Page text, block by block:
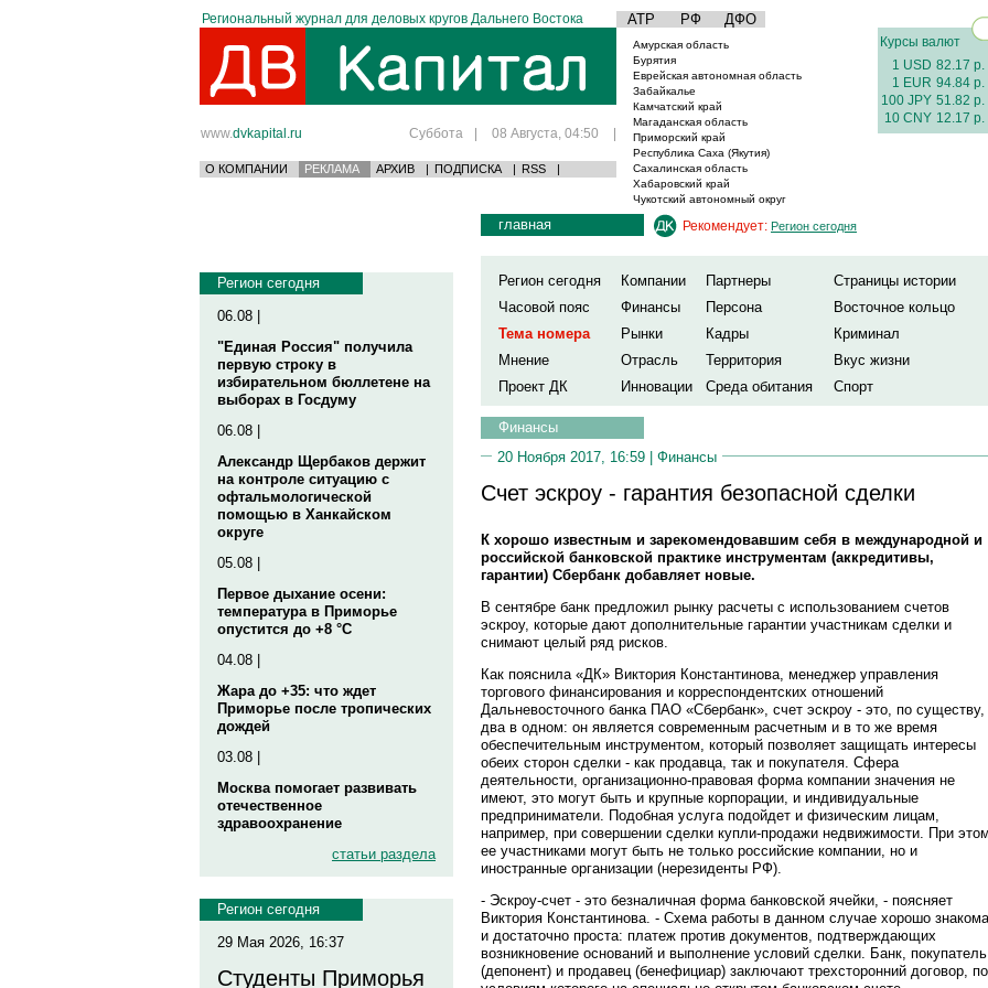
Региональный журнал для деловых кругов Дальнего Востока АТР РФ ДФО
www.dvkapital.ru Суббота | 08 Августа, 04:50 |
О КОМПАНИИ РЕКЛАМА АРХИВ | ПОДПИСКА | RSS |
Амурская область
Бурятия
Еврейская автономная область
Забайкалье
Камчатский край
Магаданская область
Приморский край
Республика Саха (Якутия)
Сахалинская область
Хабаровский край
Чукотский автономный округ
Курсы валют
1 USD 82.17 р.
1 EUR 94.84 р.
100 JPY 51.82 р.
10 CNY 12.17 р.
Регион сегодня
06.08 |
"Единая Россия" получила
первую строку в
избирательном бюллетене на
выборах в Госдуму
06.08 |
Александр Щербаков держит
на контроле ситуацию с
офтальмологической
помощью в Ханкайском
округе
05.08 |
Первое дыхание осени:
температура в Приморье
опустится до +8 °C
04.08 |
Жара до +35: что ждет
Приморье после тропических
дождей
03.08 |
Москва помогает развивать
отечественное
здравоохранение
статьи раздела
Регион сегодня
29 Мая 2026, 16:37
Студенты Приморья
главная Рекомендует: Регион сегодня
Регион сегодня Компании Партнеры
Страницы истории
Часовой пояс
Финансы Персона
Восточное кольцо
Тема номера
Рынки Кадры
Криминал
Мнение
Отрасль Территория
Вкус жизни
Проект ДК
Инновации Среда обитания Спорт
Финансы
20 Ноября 2017, 16:59 | Финансы
Счет эскроу - гарантия безопасной сделки
К хорошо известным и зарекомендовавшим себя в международной и
российской банковской практике инструментам (аккредитивы,
гарантии) Сбербанк добавляет новые.
В сентябре банк предложил рынку расчеты с использованием счетов
эскроу, которые дают дополнительные гарантии участникам сделки и
снимают целый ряд рисков.
Как пояснила «ДК» Виктория Константинова, менеджер управления
торгового финансирования и корреспондентских отношений
Дальневосточного банка ПАО «Сбербанк», счет эскроу - это, по существу,
два в одном: он является современным расчетным и в то же время
обеспечительным инструментом, который позволяет защищать интересы
обеих сторон сделки - как продавца, так и покупателя. Сфера
деятельности, организационно-правовая форма компании значения не
имеют, это могут быть и крупные корпорации, и индивидуальные
предприниматели. Подобная услуга подойдет и физическим лицам,
например, при совершении сделки купли-продажи недвижимости. При
ее участниками могут быть не только российские компании, но и
иностранные организации (нерезиденты РФ).
- Эскроу-счет - это безналичная форма банковской ячейки, - поясняет
Виктория Константинова. - Схема работы в данном случае хорошо знакома
и достаточно проста: платеж против документов, подтверждающих
возникновение оснований и выполнение условий сделки. Банк, покупатель
(депонент) и продавец (бенефициар) заключают трехсторонний договор, по